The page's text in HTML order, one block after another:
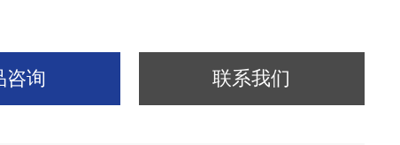
咨询 联系我们